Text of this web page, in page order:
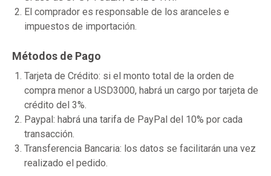
El comprador es responsable de los aranceles e
impuestos de importación.
Métodos de Pago
Tarjeta de Crédito: si el monto total de la orden de
compra menor a USD3000, habrá un cargo por tarjeta de
crédito del 3%.
Paypal: habrá una tarifa de PayPal del 10% por cada
transacción.
Transferencia Bancaria: los datos se facilitarán una vez
realizado el pedido.